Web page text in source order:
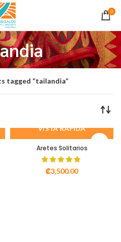
0
tagged “tailandia”
VISTA RÁPIDA
Aretes Solitarios
₡3,500.00